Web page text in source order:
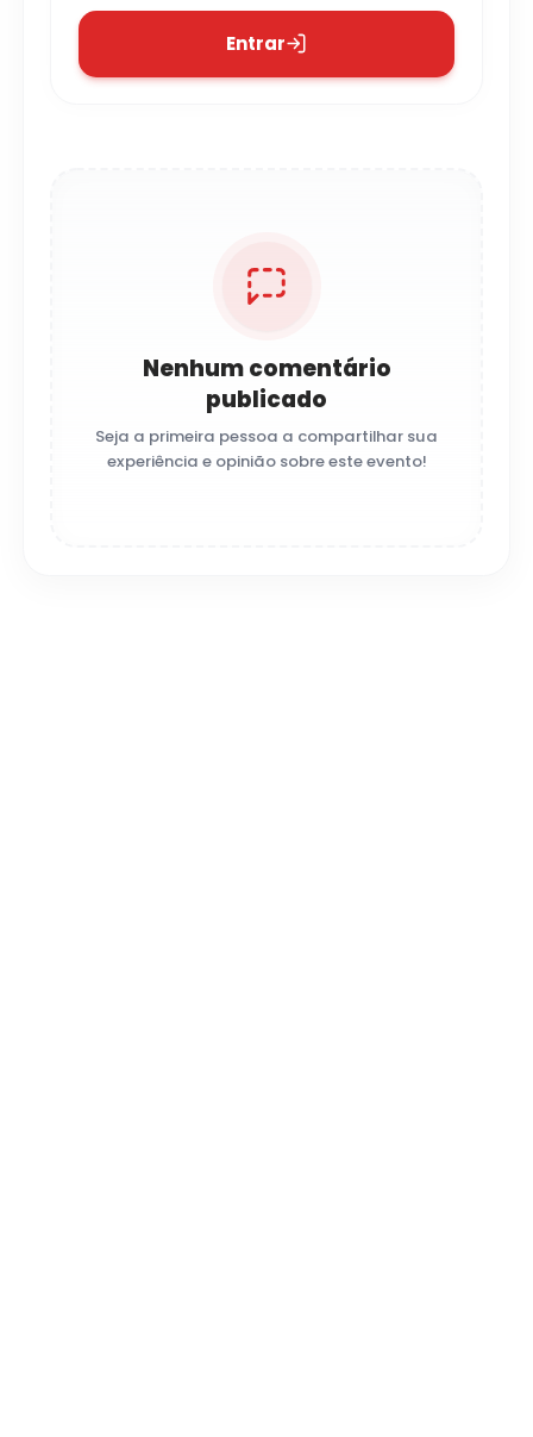
Entrar
Nenhum comentário
publicado
Seja a primeira pessoa a compartilhar sua
experiência e opinião sobre este evento!